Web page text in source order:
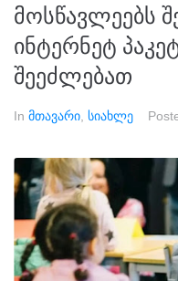
მოსწავლეებს
ინტერნეტ
შეეძლებათ
In მთავარი სიახლე